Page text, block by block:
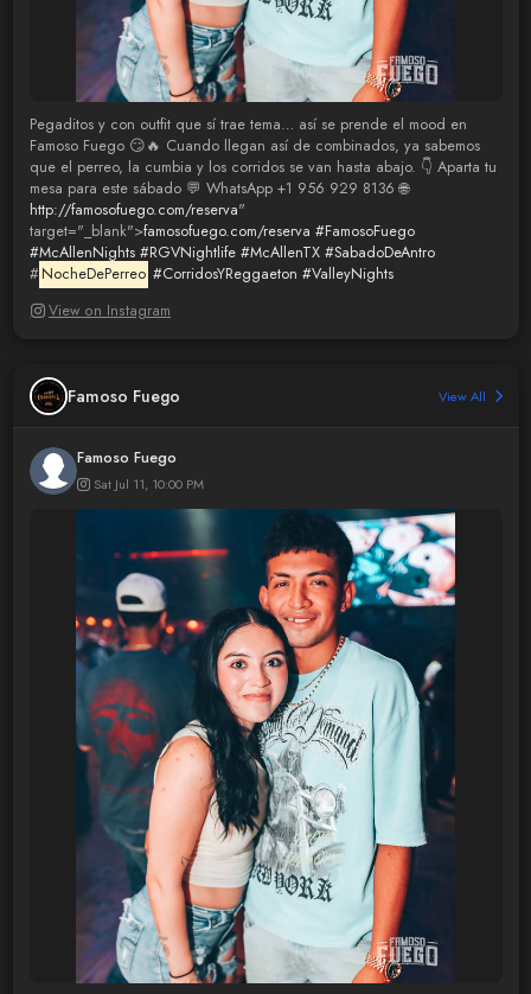
Pegaditos y con outfit que sí trae tema… así se prende el mood en
Famoso Fuego 😏🔥 Cuando llegan así de combinados, ya sabemos
que el perreo, la cumbia y los corridos se van hasta abajo. 👇 Aparta tu
mesa para este sábado 💬 WhatsApp +1 956 929 8136 🌐
http://famosofuego.com/reserva"
target="_blank">famosofuego.com/reserva #FamosoFuego
#McAllenNights #RGVNightlife #McAllenTX #SabadoDeAntro
# NocheDePerreo #CorridosYReggaeton #ValleyNights
View on Instagram
Famoso Fuego View All
Famoso Fuego
Sat Jul 11, 10:00 PM